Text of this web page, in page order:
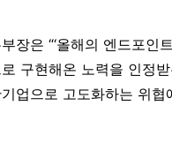
장은 “‘올해의 엔드포
구현해온 노력을 인정
업으로 고도화하는 위